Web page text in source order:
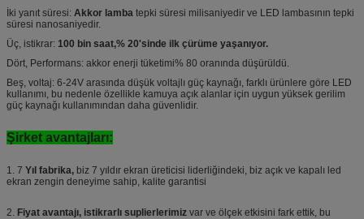
İki yanıt süresi: Akkor lamba tepki süresi milisaniyedir ve LED lambasının tepki
süresi nanosaniyedir.
Üç, istikrar: 100 bin saat,% 20'sinde ilk çürüme yaşanıyor.
Dört, Performans: akkor enerji tüketimi% 80 oranında düşürüldü.
Beş, voltaj: 6-24V arasında düşük voltajlı güç kaynağı, farklı ürünlere göre LED
kullanımı, bu nedenle özellikle kamuya açık alanlar için uygun yüksek gerilim
güç kaynağı kullanımından daha güvenlidir.
Şirket avantajları:
1. 7 Yıl fabrika, biz 7 yıldır ekran üreticisi liderliğindeki, biz açık ve kapalı led
ekran zengin deneyime sahip, kalite garantisi
2. Fiyat avantajı, istikrarlı suplierlerimiz var ve ölçek etkisini fark ettik, bu